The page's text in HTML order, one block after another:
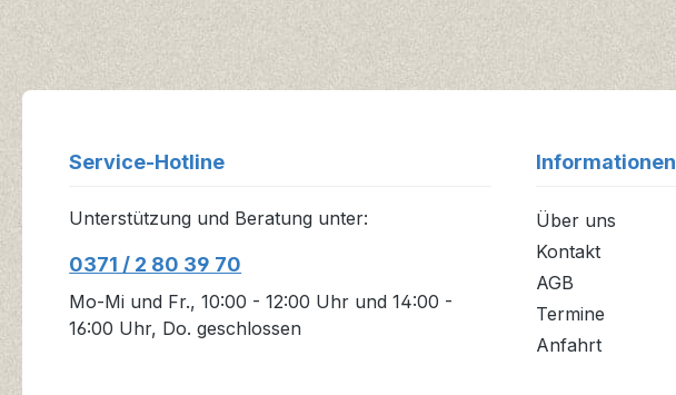
Service-Hotline
Unterstützung und Beratung unter:
0371 / 2 80 39 70
Mo-Mi und Fr., 10:00 - 12:00 Uhr und 14:00 -
16:00 Uhr, Do. geschlossen
Informationen
Über uns
Kontakt
AGB
Termine
Anfahrt